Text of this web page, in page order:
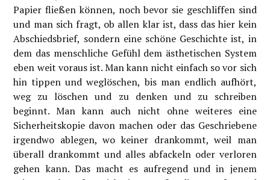
Papier fließen können, noch bevor sie geschliffen sind
und man sich fragt, ob allen klar ist, dass das hier kein
Abschiedsbrief, sondern eine schöne Geschichte ist, in
dem das menschliche Gefühl dem ästhetischen System
eben weit voraus ist. Man kann nicht einfach so vor sich
hin tippen und weglöschen, bis man endlich aufhört,
weg zu löschen und zu denken und zu schreiben
beginnt. Man kann auch nicht ohne weiteres eine
Sicherheitskopie davon machen oder das Geschriebene
irgendwo ablegen, wo keiner drankommt, weil man
überall drankommt und alles abfackeln oder verloren
gehen kann. Das macht es aufregend und in jenem